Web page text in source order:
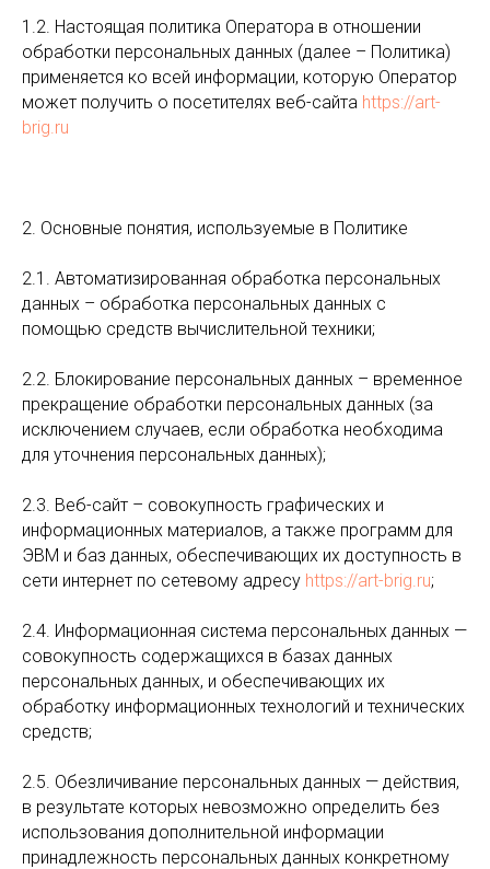
1.2. Настоящая политика Оператора в отношении
обработки персональных данных (далее – Политика)
применяется ко всей информации, которую Оператор
может получить о посетителях веб-сайта https://art-
brig.ru
2. Основные понятия, используемые в Политике
2.1. Автоматизированная обработка персональных
данных – обработка персональных данных с
помощью средств вычислительной техники;
2.2. Блокирование персональных данных – временное
прекращение обработки персональных данных (за
исключением случаев, если обработка необходима
для уточнения персональных данных);
2.3. Веб-сайт – совокупность графических и
информационных материалов, а также программ для
ЭВМ и баз данных, обеспечивающих их доступность в
сети интернет по сетевому адресу https://art-brig.ru;
2.4. Информационная система персональных данных —
совокупность содержащихся в базах данных
персональных данных, и обеспечивающих их
обработку информационных технологий и технических
средств;
2.5. Обезличивание персональных данных — действия,
в результате которых невозможно определить без
использования дополнительной информации
принадлежность персональных данных конкретному